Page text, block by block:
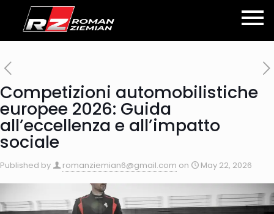
Competizioni automobilistiche
europee 2026: Guida
all’eccellenza e all’impatto
sociale
Published by romanziemian6@gmail.com on May 22, 2026